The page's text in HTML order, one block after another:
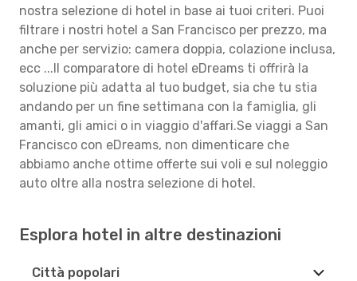
nostra selezione di hotel in base ai tuoi criteri. Puoi
filtrare i nostri hotel a San Francisco per prezzo, ma
anche per servizio: camera doppia, colazione inclusa,
ecc ...Il comparatore di hotel eDreams ti offrirà la
soluzione più adatta al tuo budget, sia che tu stia
andando per un fine settimana con la famiglia, gli
amanti, gli amici o in viaggio d'affari.Se viaggi a San
Francisco con eDreams, non dimenticare che
abbiamo anche ottime offerte sui voli e sul noleggio
auto oltre alla nostra selezione di hotel.
Esplora hotel in altre destinazioni
Città popolari